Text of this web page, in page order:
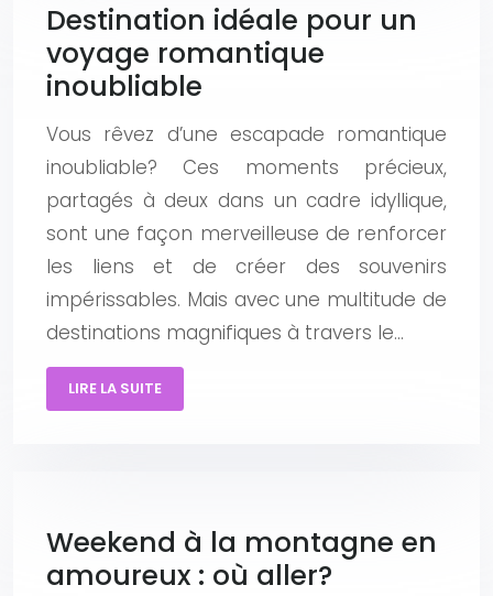
Destination idéale pour un
voyage romantique
inoubliable
Vous rêvez d’une escapade romantique
inoubliable? Ces moments précieux,
partagés à deux dans un cadre idyllique,
sont une façon merveilleuse de renforcer
les liens et de créer des souvenirs
impérissables. Mais avec une multitude de
destinations magnifiques à travers le…
LIRE LA SUITE
Weekend à la montagne en
amoureux : où aller?